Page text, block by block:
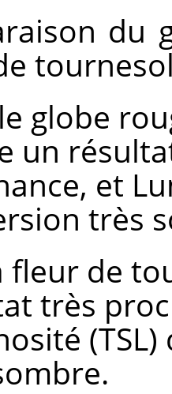
du
globe
un
et
très
fleur de
très